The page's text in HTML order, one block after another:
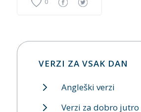
VERZI ZA VSAK DAN
Angleški verzi
Verzi za dobro jutro